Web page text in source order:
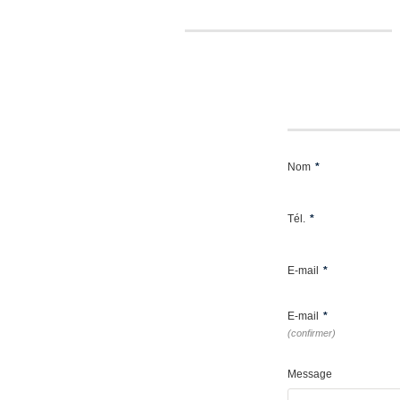
Nom *
Tél. *
E-mail *
E-mail *
(confirmer)
Message